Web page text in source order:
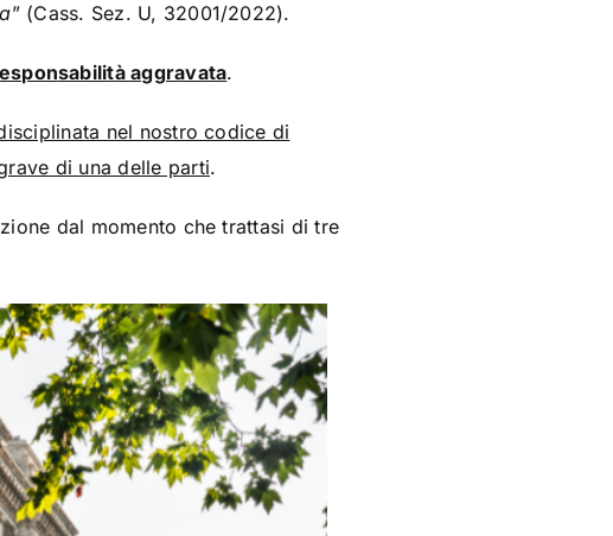
” (Cass. Sez. U, 32001/2022).
aggravata.
nel nostro codice di
di una delle parti.
dal momento che trattasi di tre